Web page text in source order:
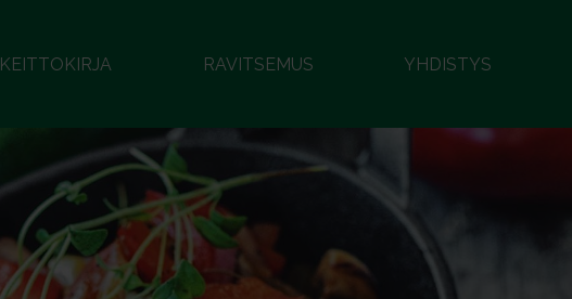
KEITTOKIRJA RAVITSEMUS YHDISTYS